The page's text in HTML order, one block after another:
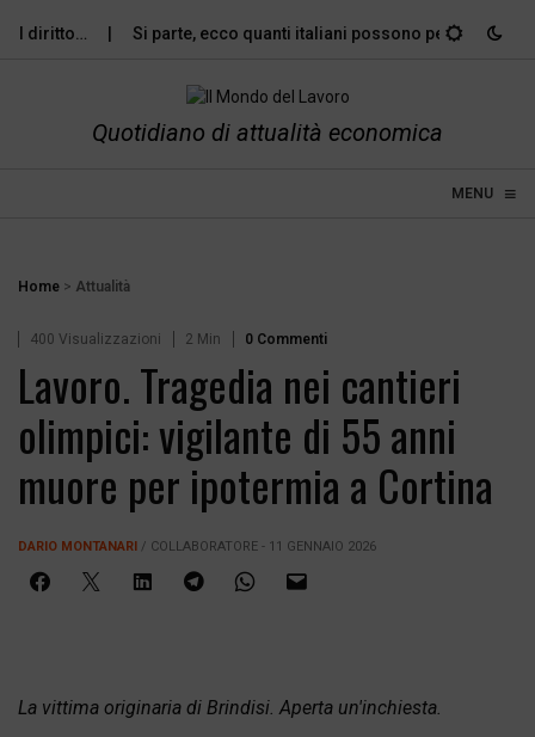
diritto… Si parte, ecco quanti italiani possono permettersi le…
Quotidiano di attualità economica
MENU ≡
☰
Home > Attualità
400 Visualizzazioni 2 Min 0 Commenti
Lavoro. Tragedia nei cantieri
olimpici: vigilante di 55 anni
muore per ipotermia a Cortina
DARIO MONTANARI / COLLABORATORE - 11 GENNAIO 2026
La vittima originaria di Brindisi. Aperta un'inchiesta.